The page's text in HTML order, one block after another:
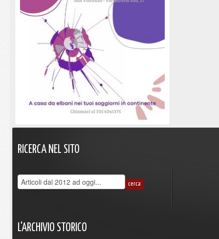
RICERCA NEL SITO
L'ARCHIVIO STORICO